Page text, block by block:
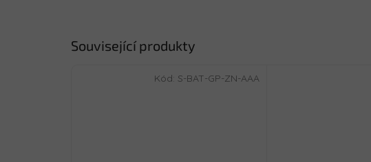
Související produkty
Kód: S-BAT-GP-ZN-AAA